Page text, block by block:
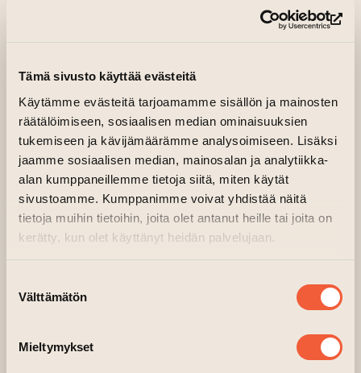
Tämä sivusto käyttää evästeitä
Käytämme evästeitä tarjoamamme sisällön ja mainosten
räätälöimiseen, sosiaalisen median ominaisuuksien
tukemiseen ja kävijämäärämme analysoimiseen. Lisäksi
jaamme sosiaalisen median, mainosalan ja analytiikka-
alan kumppaneillemme tietoja siitä, miten käytät
sivustoamme. Kumppanimme voivat yhdistää näitä
tietoja muihin tietoihin, joita olet antanut heille tai joita on
kerätty, kun olet käyttänyt heidän palvelujaan.
valinta
Välttämätön
Mieltymykset
Graafme är ett kreativt företag som
grundades 2010 och arbetar med grafisk
design och illustration. Mångårig erfarenhet av
marknadsföring och kommunikation
återspeglas i arbetet genom ett professionellt
tillvägagångssätt, tydliga koncept och
insiktsfulla visuella lösningar.
förutom sitt designarbete också anordnar
målarkurser
, som hon håller på Konstens